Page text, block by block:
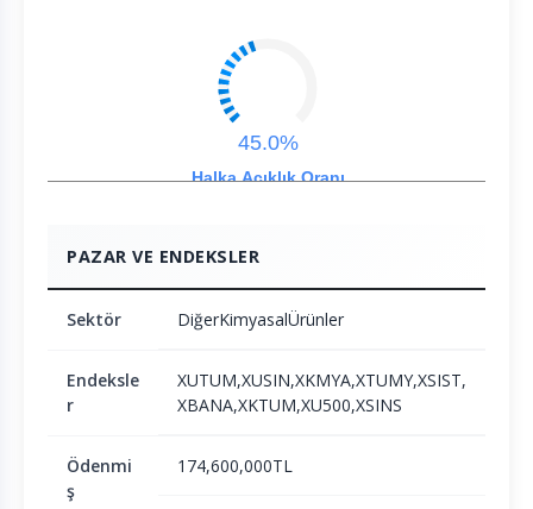
Halka Açıklık Oranı
45.0%
PAZAR VE ENDEKSLER
Sektör DiğerKimyasalÜrünler
Endeksle
r
XUTUM,XUSIN,XKMYA,XTUMY,XSIST,
XBANA,XKTUM,XU500,XSINS
Ödenmi
ş
174,600,000TL